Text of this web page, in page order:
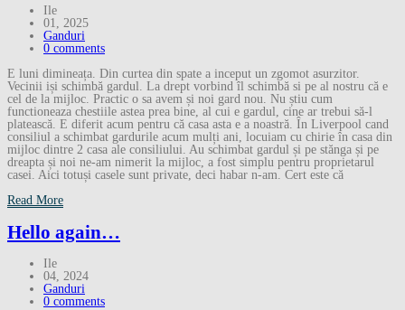
Ile
01, 2025
Ganduri
0 comments
E luni dimineața. Din curtea din spate a inceput un zgomot asurzitor.
Vecinii iși schimbă gardul. La drept vorbind îl schimbă si pe al nostru că e
cel de la mijloc. Practic o sa avem și noi gard nou. Nu știu cum
functioneaza chestiile astea prea bine, al cui e gardul, cine ar trebui să-l
platească. E diferit acum pentru că casa asta e a noastră. În Liverpool cand
consiliul a schimbat gardurile acum mulți ani, locuiam cu chirie în casa din
mijloc dintre 2 casa ale consiliului. Au schimbat gardul și pe stănga și pe
dreapta și noi ne-am nimerit la mijloc, a fost simplu pentru proprietarul
casei. Aici totuși casele sunt private, deci habar n-am. Cert este că
Read More
Hello again…
Ile
04, 2024
Ganduri
0 comments